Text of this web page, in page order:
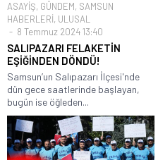
ASAYİŞ, GÜNDEM, SAMSUN
HABERLERİ, ULUSAL
8 Temmuz 2024 13:40
SALIPAZARI FELAKETİN
EŞİĞİNDEN DÖNDÜ!
Samsun’un Salıpazarı İlçesi'nde
dün gece saatlerinde başlayan,
bugün ise öğleden...